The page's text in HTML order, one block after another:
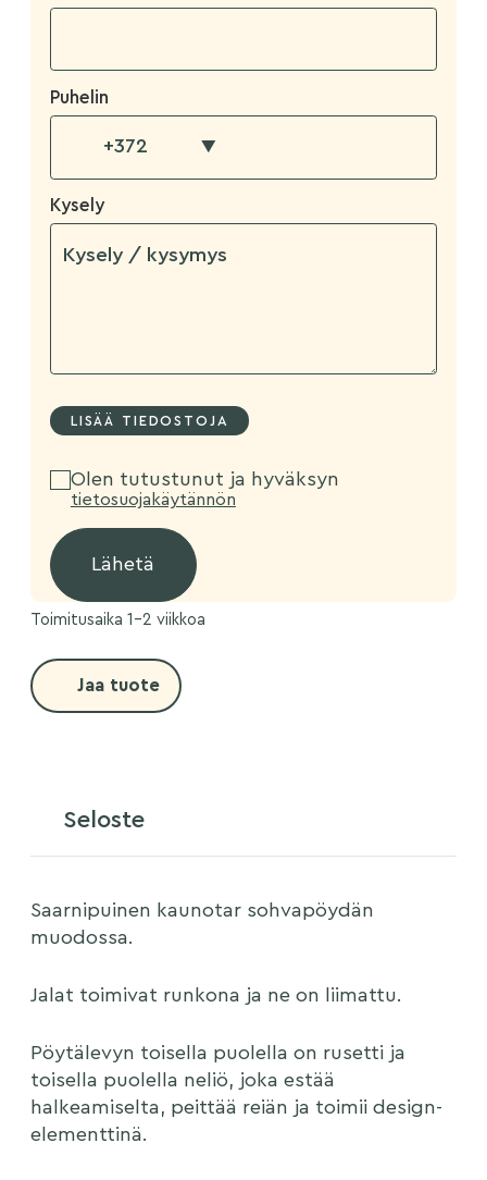
Puhelin
▼
Kysely
Olen tutustunut ja hyväksyn
tietosuojakäytännön
Toimitusaika 1-2 viikkoa
Jaa tuote
Seloste
Saarnipuinen kaunotar sohvapöydän
muodossa.
Jalat toimivat runkona ja ne on liimattu.
Pöytälevyn toisella puolella on rusetti ja
toisella puolella neliö, joka estää
halkeamiselta, peittää reiän ja toimii design-
elementtinä.